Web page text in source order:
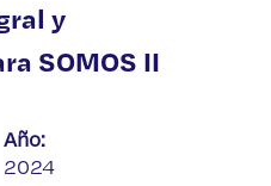
y
SOMOS II
Año:
2024